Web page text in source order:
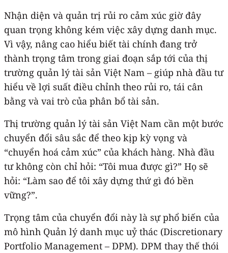
Nhận diện và quản trị rủi ro cảm xúc giờ đây
quan trọng không kém việc xây dựng danh mục.
Vì vậy, nâng cao hiểu biết tài chính đang trở
thành trọng tâm trong giai đoạn sắp tới của thị
trường quản lý tài sản Việt Nam – giúp nhà đầu tư
hiểu về lợi suất điều chỉnh theo rủi ro, tái cân
bằng và vai trò của phân bổ tài sản.
Thị trường quản lý tài sản Việt Nam cần một bước
chuyển đổi sâu sắc để theo kịp kỳ vọng và
“chuyển hoá cảm xúc” của khách hàng. Nhà đầu
tư không còn chỉ hỏi: “Tôi mua được gì?” Họ sẽ
hỏi: “Làm sao để tôi xây dựng thứ gì đó bền
vững?”.
Trọng tâm của chuyển đổi này là sự phổ biến của
mô hình Quản lý danh mục uỷ thác (Discretionary
Portfolio Management – DPM). DPM thay thế thói